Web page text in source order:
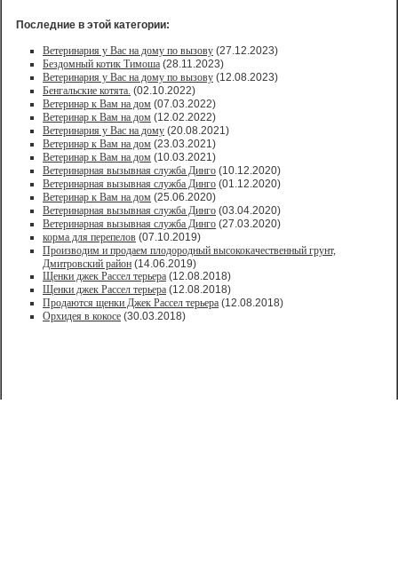
Последние в этой категории:
Ветеринария у Вас на дому по вызову (27.12.2023)
Бездомный котик Тимоша (28.11.2023)
Ветеринария у Вас на дому по вызову (12.08.2023)
Бенгальские котята. (02.10.2022)
Ветеринар к Вам на дом (07.03.2022)
Ветеринар к Вам на дом (12.02.2022)
Ветеринария у Вас на дому (20.08.2021)
Ветеринар к Вам на дом (23.03.2021)
Ветеринар к Вам на дом (10.03.2021)
Ветеринарная вызывная служба Динго (10.12.2020)
Ветеринарная вызывная служба Динго (01.12.2020)
Ветеринар к Вам на дом (25.06.2020)
Ветеринарная вызывная служба Динго (03.04.2020)
Ветеринарная вызывная служба Динго (27.03.2020)
корма для перепелов (07.10.2019)
Производим и продаем плодородный высококачественный грунт,
Дмитровский район (14.06.2019)
Щенки джек Рассел терьера (12.08.2018)
Щенки джек Рассел терьера (12.08.2018)
Продаются щенки Джек Рассел терьера (12.08.2018)
Орхидея в кокосе (30.03.2018)